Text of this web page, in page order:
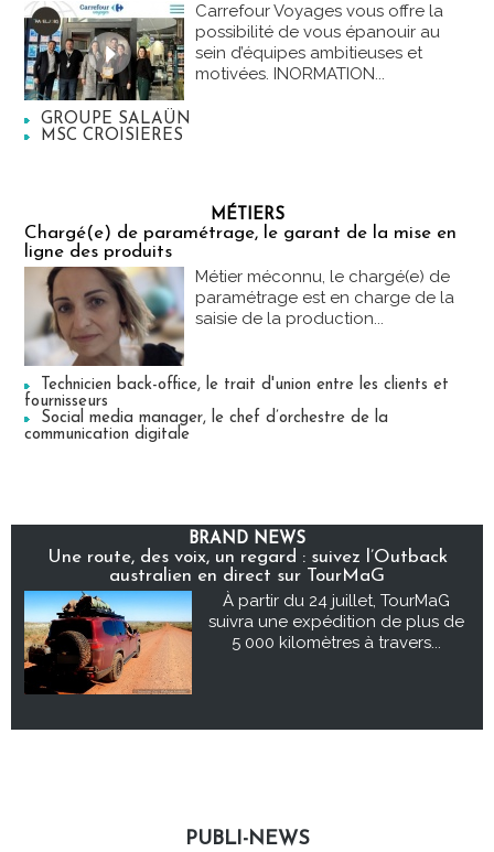
Carrefour Voyages vous offre la
possibilité de vous épanouir au
sein d’équipes ambitieuses et
motivées. INORMATION...
GROUPE SALAÜN
MSC CROISIERES
MÉTIERS
Chargé(e) de paramétrage, le garant de la mise en
ligne des produits
Métier méconnu, le chargé(e) de
paramétrage est en charge de la
saisie de la production...
Technicien back-office, le trait d'union entre les clients et
fournisseurs
Social media manager, le chef d’orchestre de la
communication digitale
BRAND NEWS
Une route, des voix, un regard : suivez l’Outback
australien en direct sur TourMaG
À partir du 24 juillet, TourMaG
suivra une expédition de plus de
5 000 kilomètres à travers...
PUBLI-NEWS